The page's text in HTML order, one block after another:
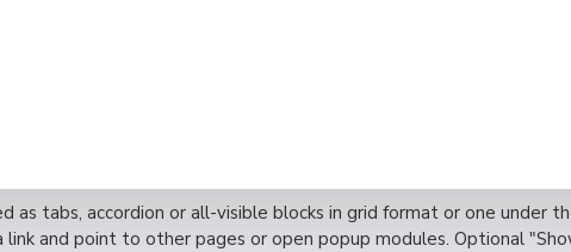
tabs, accordion or all-visible blocks in grid format or one under
link and point to other pages or open popup modules. Optional